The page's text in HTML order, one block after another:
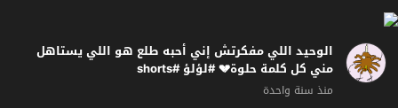
الوحيد اللي مفكرتش إني أحبه طلع هو اللي يستاهل
مني كل كلمة حلوة💔 #لؤلؤ #shorts
منذ سنة واحدة